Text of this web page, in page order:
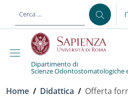
al contenuto principale
Dipartimento di
Scienze Odontostomatologiche
Briciole di pane
Home / Didattica / Offerta